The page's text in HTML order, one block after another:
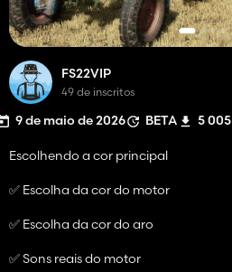
FS22VIP
49 de inscritos
9 de maio de 2026 BETA 5 005
Escolhendo a cor principal
✅ Escolha da cor do motor
✅ Escolha da cor do aro
✅ Sons reais do motor